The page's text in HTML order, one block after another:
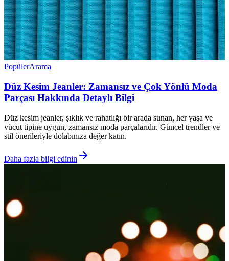
PopülerArama
Düz Kesim Jeanler: Zamansız ve Çok Yönlü Moda
Parçası Hakkında Detaylı Bilgi
Düz kesim jeanler, şıklık ve rahatlığı bir arada sunan, her yaşa ve
vücut tipine uygun, zamansız moda parçalarıdır. Güncel trendler ve
stil önerileriyle dolabınıza değer katın.
Daha fazla bilgi edinin